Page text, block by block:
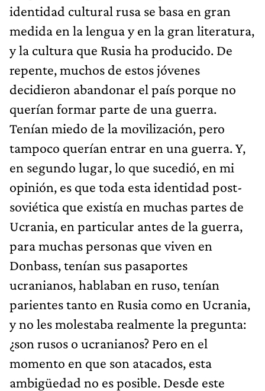
identidad cultural rusa se basa en gran
medida en la lengua y en la gran literatura,
y la cultura que Rusia ha producido. De
repente, muchos de estos jóvenes
decidieron abandonar el país porque no
querían formar parte de una guerra.
Tenían miedo de la movilización, pero
tampoco querían entrar en una guerra. Y,
en segundo lugar, lo que sucedió, en mi
opinión, es que toda esta identidad post-
soviética que existía en muchas partes de
Ucrania, en particular antes de la guerra,
para muchas personas que viven en
Donbass, tenían sus pasaportes
ucranianos, hablaban en ruso, tenían
parientes tanto en Rusia como en Ucrania,
y no les molestaba realmente la pregunta:
¿son rusos o ucranianos? Pero en el
momento en que son atacados, esta
ambigüedad no es posible. Desde este